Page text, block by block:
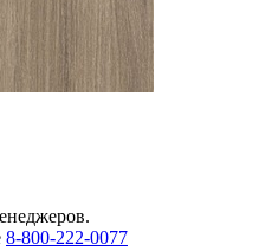
8-800-222-0077